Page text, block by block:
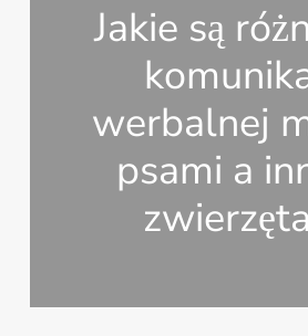
Jakie są
werbalnej
psami a